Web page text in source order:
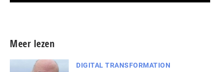
Meer lezen
DIGITAL TRANSFORMATION